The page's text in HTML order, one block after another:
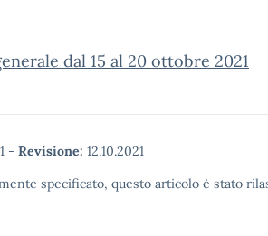
dal 15 al 20 ottobre 2021
- Revisione: 12.10.2021
specificato, questo articolo è stato